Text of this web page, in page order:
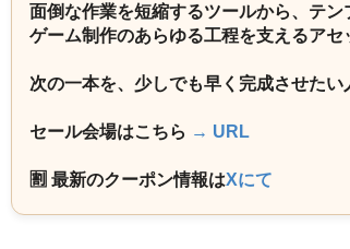
面倒な作業を短縮するツールから、テ
ゲーム制作のあらゆる工程を支えるアセ
次の一本を、少しでも早く完成させたい
セール会場はこちら → URL
🈹 最新のクーポン情報はXにて